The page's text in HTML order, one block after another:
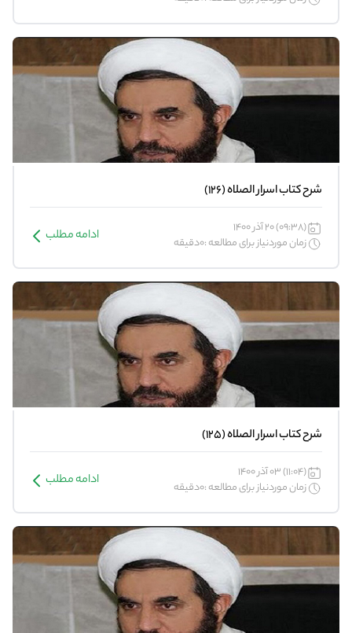
شرح کتاب اسرار الصلاه (126)
(09:38) 20 آذر 1400
زمان موردنیاز برای مطالعه :0دقیقه
ادامه مطلب
شرح کتاب اسرار الصلاه (125)
(11:04) 03 آذر 1400
زمان موردنیاز برای مطالعه :0دقیقه
ادامه مطلب